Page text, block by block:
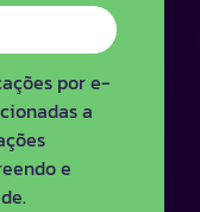
por e-
a
e